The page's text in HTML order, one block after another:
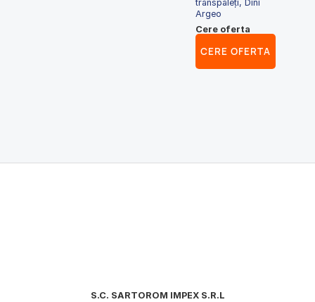
transpaleți, Dini
Argeo
Cere oferta
CERE OFERTA
S.C. SARTOROM IMPEX S.R.L